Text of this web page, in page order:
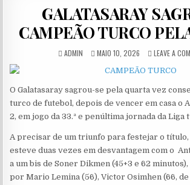
GALATASARAY
CAMPEÃO TURCO
AUTHOR:
ADMIN PUBLISHED DATE:
MAIO 10, 2026 LEAVE A
O Galatasaray sagrou-se pela quarta vez
turco de futebol, depois de vencer em casa o
2, em jogo da 33.ª e penúltima jornada da Liga
A precisar de um triunfo para festejar o título,
esteve duas vezes em desvantagem com o
a um bis de Soner Dikmen (45+3 e 62
por Mario Lemina (56), Victor Osimhen (66,